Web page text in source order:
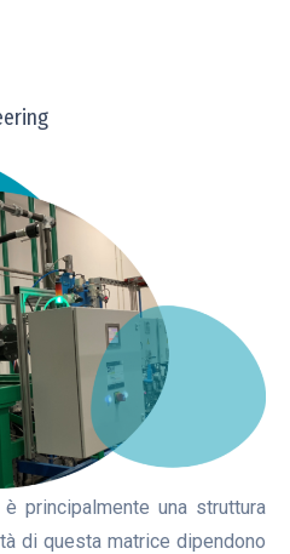
principalmente una struttura
di questa matrice dipendono